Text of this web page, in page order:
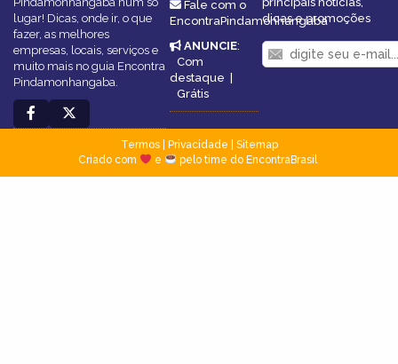
lugar! Dicas, onde ir, o que
fazer, as melhores
empresas, locais, serviços e
muito mais no guia Encontra
Pindamonhangaba.
Fale com o
EncontraPindamonhangaba
ANUNCIE:
Com
destaque |
Grátis
dicas e promoções
Termos| Privacidade
Sitemap
Criado com
e pelo time do EncontraBrasil